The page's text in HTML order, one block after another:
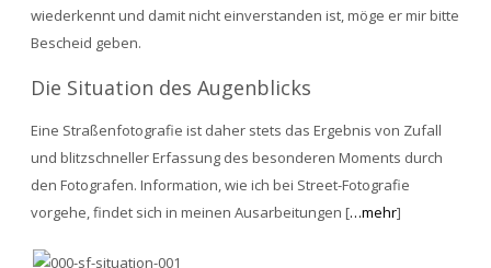
wiederkennt und damit nicht einverstanden ist, möge er mir bitte
Bescheid geben.
Die Situation des Augenblicks
Eine Straßenfotografie ist daher stets das Ergebnis von Zufall
und blitzschneller Erfassung des besonderen Moments durch
den Fotografen. Information, wie ich bei Street-Fotografie
vorgehe, findet sich in meinen Ausarbeitungen […mehr]